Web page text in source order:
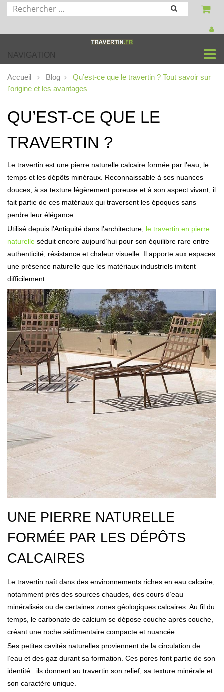
NAVIGATION
Accueil Blog
Qu’est-ce que le travertin ? Tout savoir sur
l'origine et les avantages
QU’EST-CE QUE LE
TRAVERTIN ?
Le travertin est une pierre naturelle calcaire formée par l’eau, le
temps et les dépôts minéraux. Reconnaissable à ses nuances
douces, à sa texture légèrement poreuse et à son aspect vivant, il
fait partie de ces matériaux qui traversent les époques sans
perdre leur élégance.
Utilisé depuis l’Antiquité dans l’architecture, le travertin en pierre
naturelle séduit encore aujourd’hui pour son équilibre rare entre
authenticité, résistance et chaleur visuelle. Il apporte aux espaces
une présence naturelle que les matériaux industriels imitent
difficilement.
UNE PIERRE NATURELLE
FORMÉE PAR LES DÉPÔTS
CALCAIRES
Le travertin naît dans des environnements riches en eau calcaire,
notamment près des sources chaudes, des cours d’eau
minéralisés ou de certaines zones géologiques calcaires. Au fil du
temps, le carbonate de calcium se dépose couche après couche,
créant une roche sédimentaire compacte et nuancée.
Ses petites cavités naturelles proviennent de la circulation de
l’eau et des gaz durant sa formation. Ces pores font partie de son
identité : ils donnent au travertin son relief, sa texture minérale et
son caractère unique.